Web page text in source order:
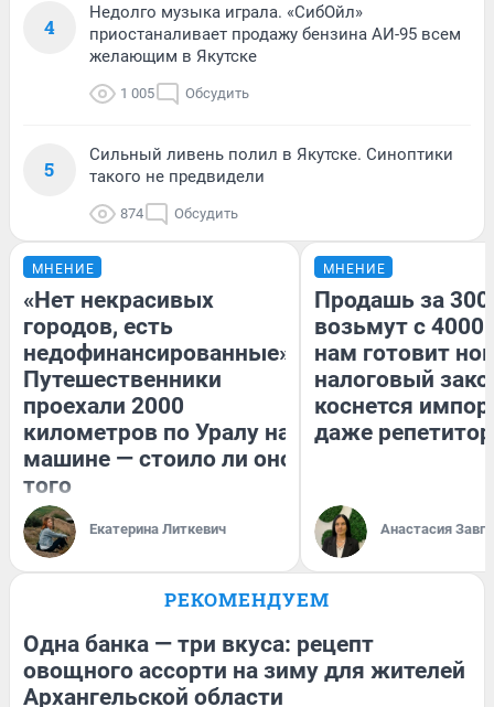
4
Недолго музыка играла. «СибОйл»
приостаналивает продажу бензина АИ-95 всем
желающим в Якутске
1 005 Обсудить
5
Сильный ливень полил в Якутске. Синоптики
такого не предвидели
874 Обсудить
МНЕНИЕ
«Нет некрасивых
городов, есть
недофинансированные».
Путешественники
проехали 2000
километров по Уралу на
машине — стоило ли оно
того
Екатерина Литкевич
МНЕНИЕ
Продашь за
возьмут с
нам готовит
налоговый
коснется
даже
Анастасия
РЕКОМЕНДУЕМ
Одна банка — три вкуса: рецепт
овощного ассорти на зиму для жителей
Архангельской области